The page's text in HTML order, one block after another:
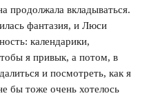
продолжала вкладываться.
фантазия, и Люси
календарики,
я привык, а потом, в
и посмотреть, как я
бы тоже очень хотелось